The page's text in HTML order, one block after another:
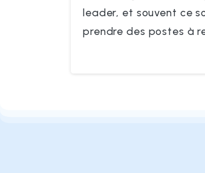
leader, et souvent ce
prendre des postes à